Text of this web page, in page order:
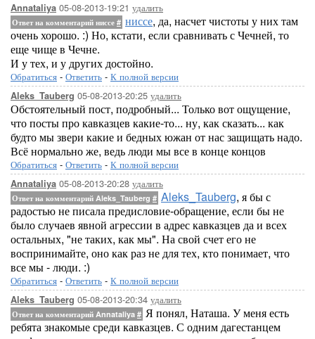
Annataliya 05-08-2013-19:21 удалить
Ответ на комментарий ниссе # ниссе, да, насчет чистоты у них там
очень хорошо. :) Но, кстати, если сравнивать с Чечней, то
еще чище в Чечне.
И у тех, и у других достойно.
Обратиться - Ответить - К полной версии
Aleks_Tauberg 05-08-2013-20:25 удалить
Обстоятельный пост, подробный... Только вот ощущение,
что посты про кавказцев какие-то... ну, как сказать... как
будто мы звери какие и бедных южан от нас защищать надо.
Всё нормально же, ведь люди мы все в конце концов
Обратиться - Ответить - К полной версии
Annataliya 05-08-2013-20:28 удалить
Ответ на комментарий Aleks_Tauberg # Aleks_Tauberg, я бы с
радостью не писала предисловие-обращение, если бы не
было случаев явной агрессии в адрес кавказцев да и всех
остальных, "не таких, как мы". На свой счет его не
воспринимайте, оно как раз не для тех, кто понимает, что
все мы - люди. :)
Обратиться - Ответить - К полной версии
Aleks_Tauberg 05-08-2013-20:34 удалить
Ответ на комментарий Annataliya # Я понял, Наташа. У меня есть
ребята знакомые среди кавказцев. С одним дагестанцем